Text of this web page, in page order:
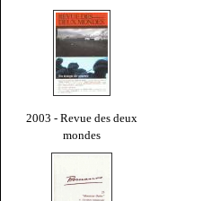
2003 - Revue des deux
mondes